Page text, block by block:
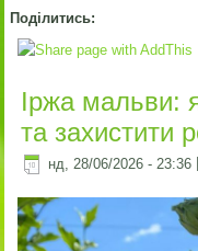
Поділитись:
Іржа мальви:
та захистити
нд, 28/06/2026 - 23:36